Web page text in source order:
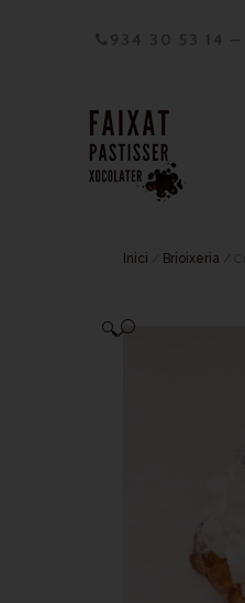
934 30 53 14 –
Inici Brioixeria
🔍